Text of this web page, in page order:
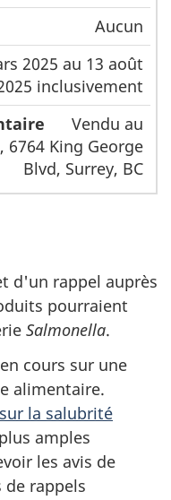
Aucun
2025 au 13 août
inclusivement
Vendu au
6764 King George
Blvd, Surrey, BC
d'un rappel auprès
pourraient
Salmonella.
cours sur une
alimentaire.
la salubrité
amples
les avis de
de rappels